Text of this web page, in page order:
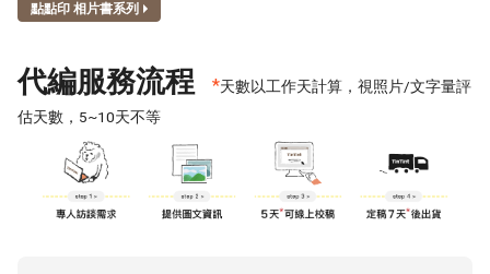
點點印 相片書系列
代編服務流程 *天數以工作天計算，視照片/文字量評
估天數，5~10天不等